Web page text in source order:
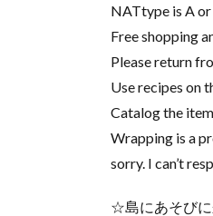
NATtype is A or
Free shopping
Please return
Use recipes on
Catalog the
Wrapping is a
sorry. I can’t
☆島にあそび